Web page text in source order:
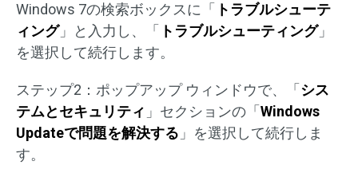
Windows 7の検索ボックスに「 トラブルシューテ
ィング」と入力し、「 トラブルシューティング」
を選択して続行します。
ステップ2：ポップアップ ウィンドウで、「 シス
テムとセキュリティ 」セクションの「 Windows
Updateで問題を解決する 」を選択して続行しま
す。